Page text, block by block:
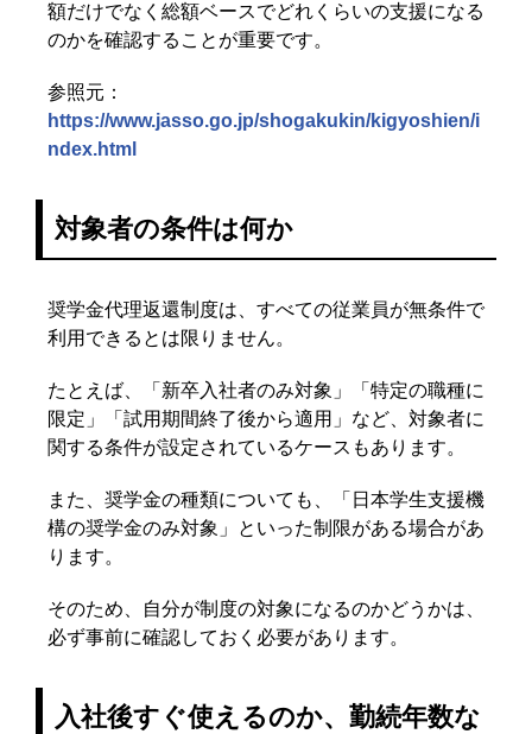
額だけでなく総額ベースでどれくらいの支援になる
のかを確認することが重要です。
参照元：
https://www.jasso.go.jp/shogakukin/kigyoshien/i
ndex.html
対象者の条件は何か
奨学金代理返還制度は、すべての従業員が無条件で
利用できるとは限りません。
たとえば、「新卒入社者のみ対象」「特定の職種に
限定」「試用期間終了後から適用」など、対象者に
関する条件が設定されているケースもあります。
また、奨学金の種類についても、「日本学生支援機
構の奨学金のみ対象」といった制限がある場合があ
ります。
そのため、自分が制度の対象になるのかどうかは、
必ず事前に確認しておく必要があります。
入社後すぐ使えるのか、勤続年数な